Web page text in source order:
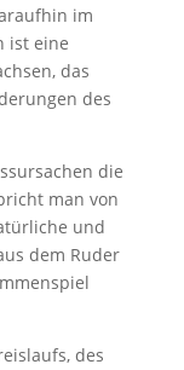
im
ist eine
das
des
die
man von
und
dem Ruder
des